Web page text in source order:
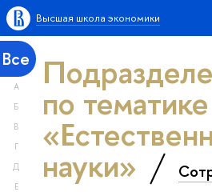
Высшая школа экономики
Все
А
Б
В
Г
Д
Е
по тематике
науки»